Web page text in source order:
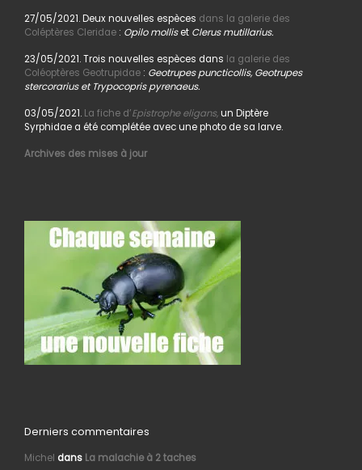
27/05/2021. Deux nouvelles espèces dans la galerie des
Coléptères Cleridae: Opilo molliset Clerus mutillarius.
23/05/2021. Trois nouvelles espèces dans la galerie des
Coléoptères Geotrupidae: Geotrupes puncticollis, Geotrupes
stercorarius et Trypocopris pyrenaeus.
03/05/2021. La fiche d’Epistrophe eligans,un Diptère
Syrphidae a été complétée avec une photo de sa larve.
Archives des mises à jour
Derniers commentaires
Michel dans La malachie à 2 taches